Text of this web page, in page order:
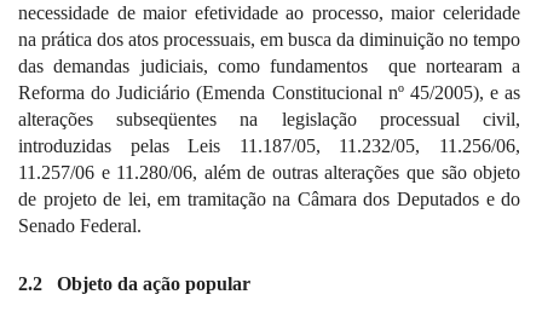
necessidade de maior efetividade ao processo, maior celeridade
na prática dos atos processuais, em busca da diminuição no tempo
das demandas judiciais, como fundamentos
que nortearam a
Reforma do Judiciário (Emenda Constitucional nº 45/2005), e as
alterações subseqüentes na legislação processual civil,
introduzidas pelas Leis 11.187/05, 11.232/05, 11.256/06,
11.257/06 e 11.280/06, além de outras alterações que são objeto
de projeto de lei, em tramitação na Câmara dos Deputados e do
Senado Federal.
2.2 Objeto da ação popular